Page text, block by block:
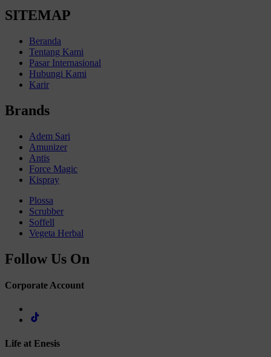
SITEMAP
Beranda
Tentang Kami
Pasar Internasional
Hubungi Kami
Karir
Brands
Adem Sari
Amunizer
Antis
Force Magic
Kispray
Plossa
Scrubber
Soffell
Vegeta Herbal
Follow Us On
Corporate Account
Life at Enesis